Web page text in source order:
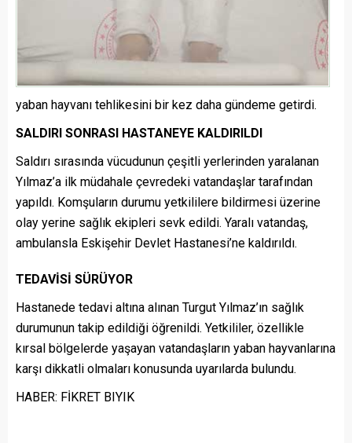
yaban hayvanı tehlikesini bir kez daha gündeme getirdi.
SALDIRI SONRASI HASTANEYE KALDIRILDI
Saldırı sırasında vücudunun çeşitli yerlerinden yaralanan
Yılmaz’a ilk müdahale çevredeki vatandaşlar tarafından
yapıldı. Komşuların durumu yetkililere bildirmesi üzerine
olay yerine sağlık ekipleri sevk edildi. Yaralı vatandaş,
ambulansla Eskişehir Devlet Hastanesi’ne kaldırıldı.
TEDAVİSİ SÜRÜYOR
Hastanede tedavi altına alınan Turgut Yılmaz’ın sağlık
durumunun takip edildiği öğrenildi. Yetkililer, özellikle
kırsal bölgelerde yaşayan vatandaşların yaban hayvanlarına
karşı dikkatli olmaları konusunda uyarılarda bulundu.
HABER: FİKRET BIYIK